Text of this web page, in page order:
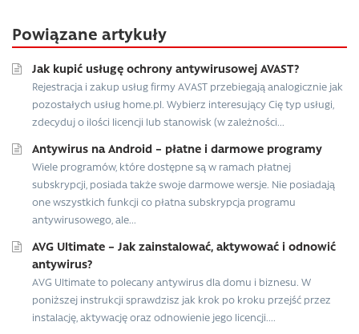
Powiązane artykuły
Jak kupić usługę ochrony antywirusowej AVAST?
Rejestracja i zakup usług firmy AVAST przebiegają analogicznie jak
pozostałych usług home.pl. Wybierz interesujący Cię typ usługi,
zdecyduj o ilości licencji lub stanowisk (w zależności...
Antywirus na Android – płatne i darmowe programy
Wiele programów, które dostępne są w ramach płatnej
subskrypcji, posiada także swoje darmowe wersje. Nie posiadają
one wszystkich funkcji co płatna subskrypcja programu
antywirusowego, ale...
AVG Ultimate – Jak zainstalować, aktywować i odnowić
antywirus?
AVG Ultimate to polecany antywirus dla domu i biznesu. W
poniższej instrukcji sprawdzisz jak krok po kroku przejść przez
instalację, aktywację oraz odnowienie jego licencji....